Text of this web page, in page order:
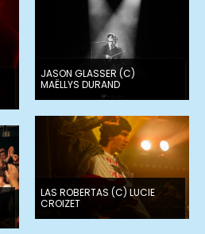
JASON GLASSER (C)
MAËLLYS DURAND
LAS ROBERTAS (C) LUCIE
CROIZET